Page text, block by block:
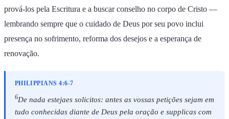
prová‑los pela Escritura e a buscar conselho no corpo de Cristo —
lembrando sempre que o cuidado de Deus por seu povo inclui
presença no sofrimento, reforma dos desejos e a esperança de
renovação.
PHILIPPIANS 4:6-7
6De nada estejaes solicitos: antes as vossas petições sejam em
tudo conhecidas diante de Deus pela oração e supplicas com